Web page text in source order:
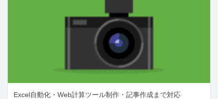
Excel自動化・Web計算ツール制作・記事作成まで対応